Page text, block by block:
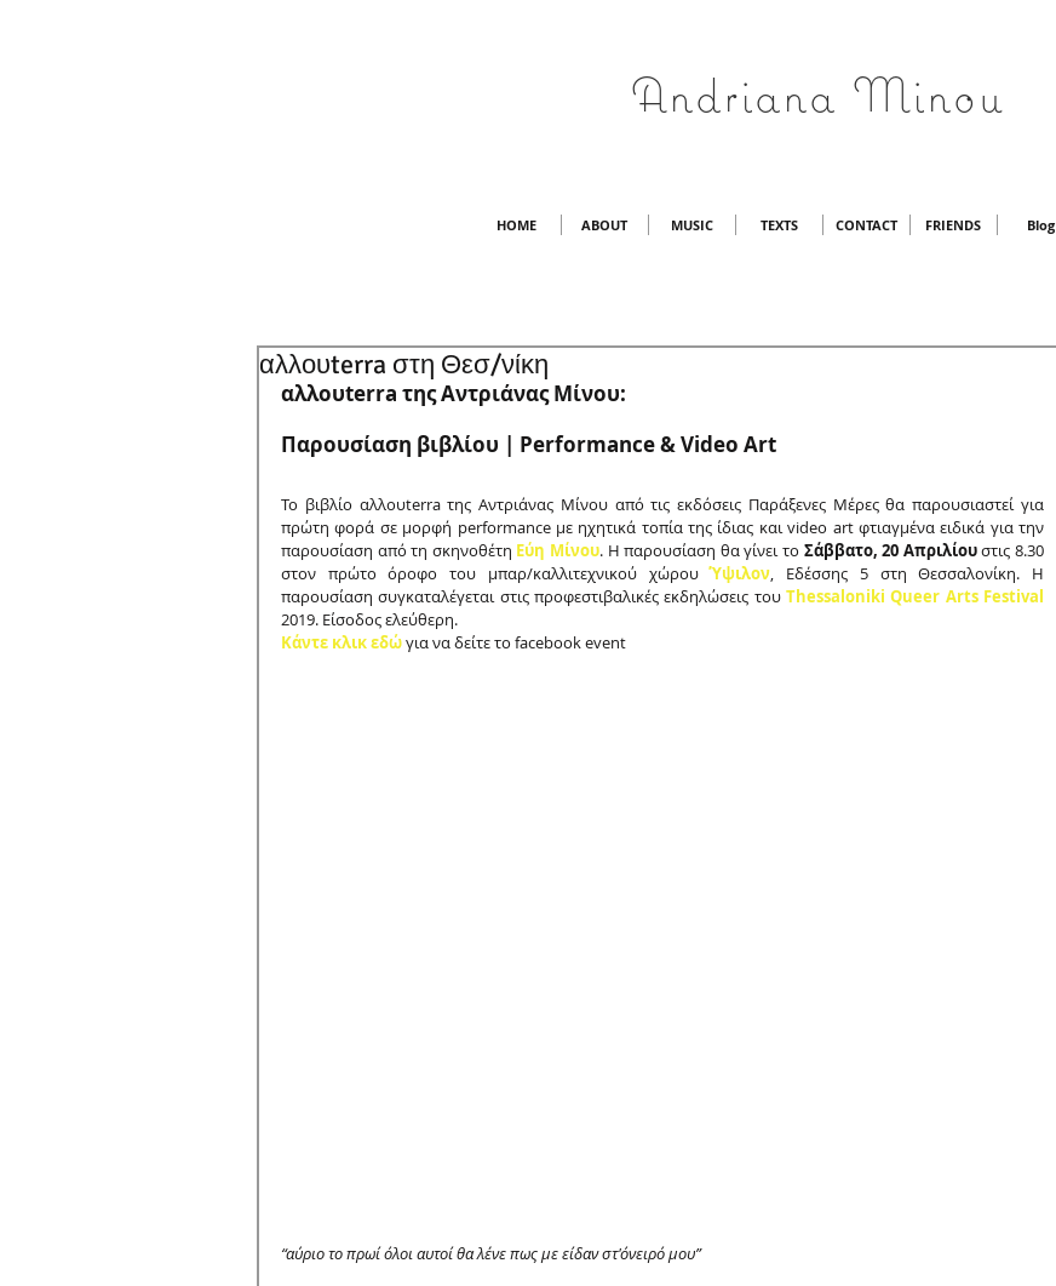
Andriana Minou
HOME ABOUT MUSIC TEXTS CONTACT FRIENDS Blog
αλλουterra στη Θεσ/νίκη
αλλουterra της Αντριάνας Μίνου:
Παρουσίαση βιβλίου | Performance & Video Art
To βιβλίο αλλουterra της Αντριάνας Μίνου από τις εκδόσεις Παράξενες Μέρες θα παρουσιαστεί για
πρώτη φορά σε μορφή performance με ηχητικά τοπία της ίδιας και video art φτιαγμένα ειδικά για την
παρουσίαση από τη σκηνοθέτη Εύη Μίνου. Η παρουσίαση θα γίνει το Σάββατο, 20 Απριλίου στις 8.30
στον πρώτο όροφο του μπαρ/καλλιτεχνικού χώρου Ύψιλον, Εδέσσης 5 στη Θεσσαλονίκη. Η
παρουσίαση συγκαταλέγεται στις προφεστιβαλικές εκδηλώσεις του Thessaloniki Queer Arts Festival
2019. Είσοδος ελεύθερη.
Κάντε κλικ εδώ για να δείτε το facebook event
“αύριο το πρωί όλοι αυτοί θα λένε πως με είδαν στ'όνειρό μου”